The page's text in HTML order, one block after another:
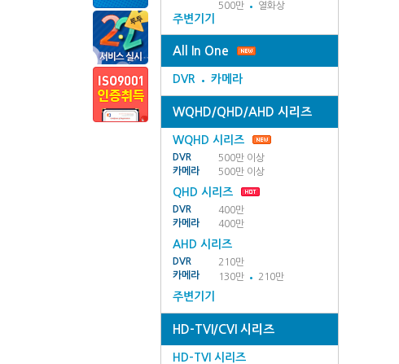
500만
열화상
주변기기
All In One
DVR 카메라
WQHD/QHD/AHD 시리즈
WQHD 시리즈
DVR
500만 이상
카메라
500만 이상
QHD 시리즈
DVR
400만
카메라
400만
AHD 시리즈
DVR
210만
카메라
130만 210만
주변기기
HD-TVI/CVI 시리즈
HD-TVI 시리즈